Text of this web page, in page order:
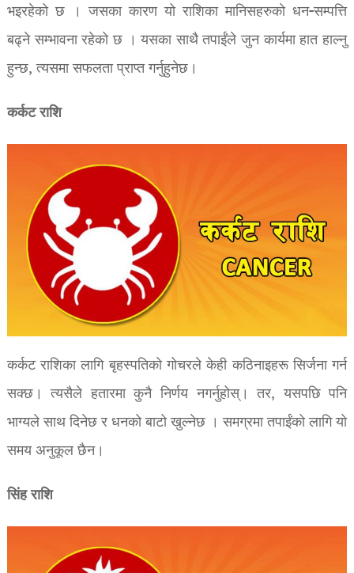
भइरहेको छ । जसका कारण यो राशिका मानिसहरुको धन-सम्पत्ति
बढ्ने सम्भावना रहेको छ । यसका साथै तपाईंले जुन कार्यमा हात हाल्नु
हुन्छ, त्यसमा सफलता प्राप्त गर्नुहुनेछ।
कर्कट राशि
कर्कट राशिका लागि बृहस्पतिको गोचरले केही कठिनाइहरू सिर्जना गर्न
सक्छ। त्यसैले हतारमा कुनै निर्णय नगर्नुहोस्। तर, यसपछि पनि
भाग्यले साथ दिनेछ र धनको बाटो खुल्नेछ । समग्रमा तपाईंको लागि यो
समय अनुकूल छैन।
सिंह राशि